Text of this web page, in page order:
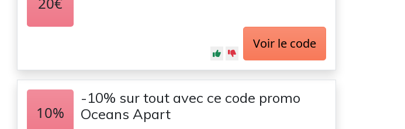
Voir le code
10%
-10% sur tout avec ce code promo
Oceans Apart